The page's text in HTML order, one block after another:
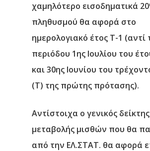
χαμηλότερο εισοδηματικά
πληθυσμού θα αφορά στο
ημερολογιακό έτος Τ-1 (αντί
περιόδου 1ης Ιουλίου του
και 30ης Ιουνίου του
(Τ) της πρώτης πρότασης).
Αντίστοιχα ο γενικός δείκτης
μεταβολής μισθών που θα
από την ΕΛ.ΣΤΑΤ. θα αφορά